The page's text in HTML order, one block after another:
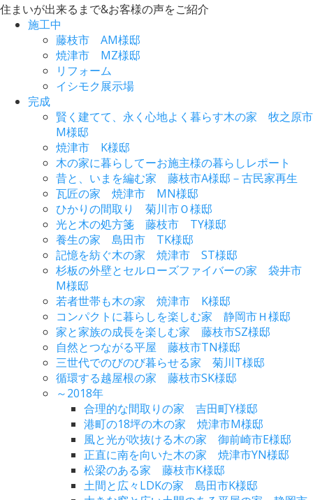
住まいが出来るまで&お客様の声をご紹介
施工中
藤枝市 AM様邸
焼津市 MZ様邸
リフォーム
イシモク展示場
完成
賢く建てて、永く心地よく暮らす木の家 牧之原市
M様邸
焼津市 K様邸
木の家に暮らしてーお施主様の暮らしレポート
昔と、いまを編む家 藤枝市A様邸－古民家再生
瓦匠の家 焼津市 MN様邸
ひかりの間取り 菊川市Ｏ様邸
光と木の処方箋 藤枝市 TY様邸
養生の家 島田市 TK様邸
記憶を紡ぐ木の家 焼津市 ST様邸
杉板の外壁とセルローズファイバーの家 袋井市
M様邸
若者世帯も木の家 焼津市 K様邸
コンパクトに暮らしを楽しむ家 静岡市Ｈ様邸
家と家族の成長を楽しむ家 藤枝市SZ様邸
自然とつながる平屋 藤枝市TN様邸
三世代でのびのび暮らせる家 菊川T様邸
循環する越屋根の家 藤枝市SK様邸
～2018年
合理的な間取りの家 吉田町Y様邸
港町の18坪の木の家 焼津市M様邸
風と光が吹抜ける木の家 御前崎市E様邸
正直に南を向いた木の家 焼津市YN様邸
松梁のある家 藤枝市K様邸
土間と広々LDKの家 島田市K様邸